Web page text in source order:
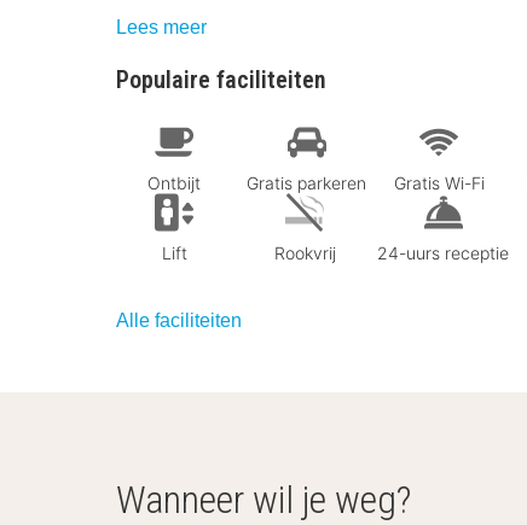
Lees meer
Populaire faciliteiten
Ontbijt Gratis parkeren Gratis Wi-Fi
Lift Rookvrij 24-uurs receptie
Alle faciliteiten
Wanneer wil je weg?